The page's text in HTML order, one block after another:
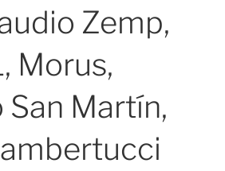
Zemp,
Morus,
San Martín,